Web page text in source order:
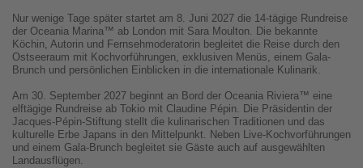
Nur wenige Tage später startet am 8. Juni 2027 die 14-tägige Rundreise
der Oceania Marina™ ab London mit Sara Moulton. Die bekannte
Köchin, Autorin und Fernsehmoderatorin begleitet die Reise durch den
Ostseeraum mit Kochvorführungen, exklusiven Menüs, einem Gala-
Brunch und persönlichen Einblicken in die internationale Kulinarik.
Am 30. September 2027 beginnt an Bord der Oceania Riviera™ eine
elftägige Rundreise ab Tokio mit Claudine Pépin. Die Präsidentin der
Jacques-Pépin-Stiftung stellt die kulinarischen Traditionen und das
kulturelle Erbe Japans in den Mittelpunkt. Neben Live-Kochvorführungen
und einem Gala-Brunch begleitet sie Gäste auch auf ausgewählten
Landausflügen.